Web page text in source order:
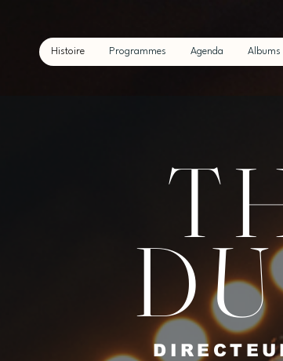
Histoire Programmes Agenda Albums